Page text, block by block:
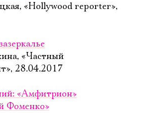
«Hollywood reporter»,
«Частный
28.04.2017
«Амфитрион»
Фоменко»